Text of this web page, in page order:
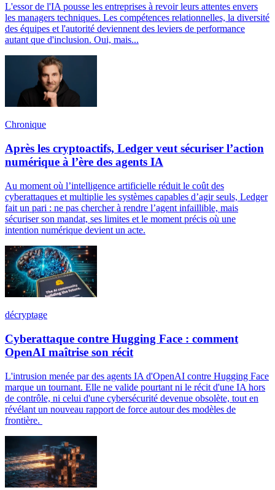
L'essor de l'IA pousse les entreprises à revoir leurs attentes envers
les managers techniques. Les compétences relationnelles, la diversité
des équipes et l'autorité deviennent des leviers de performance
autant que d'inclusion. Oui, mais...
Chronique
Après les cryptoactifs, Ledger veut sécuriser l’action
numérique à l’ère des agents IA
Au moment où l’intelligence artificielle réduit le coût des
cyberattaques et multiplie les systèmes capables d’agir seuls, Ledger
fait un pari : ne pas chercher à rendre l’agent infaillible, mais
sécuriser son mandat, ses limites et le moment précis où une
intention numérique devient un acte.
décryptage
Cyberattaque contre Hugging Face : comment
OpenAI maîtrise son récit
L'intrusion menée par des agents IA d'OpenAI contre Hugging Face
marque un tournant. Elle ne valide pourtant ni le récit d'une IA hors
de contrôle, ni celui d'une cybersécurité devenue obsolète, tout en
révélant un nouveau rapport de force autour des modèles de
frontière.